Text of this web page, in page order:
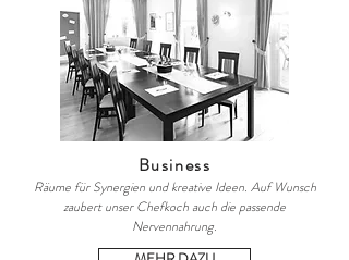
Business
Räume für Synergien und kreative Ideen. Auf Wunsch
zaubert unser Chefkoch auch die passende
Nervennahrung.